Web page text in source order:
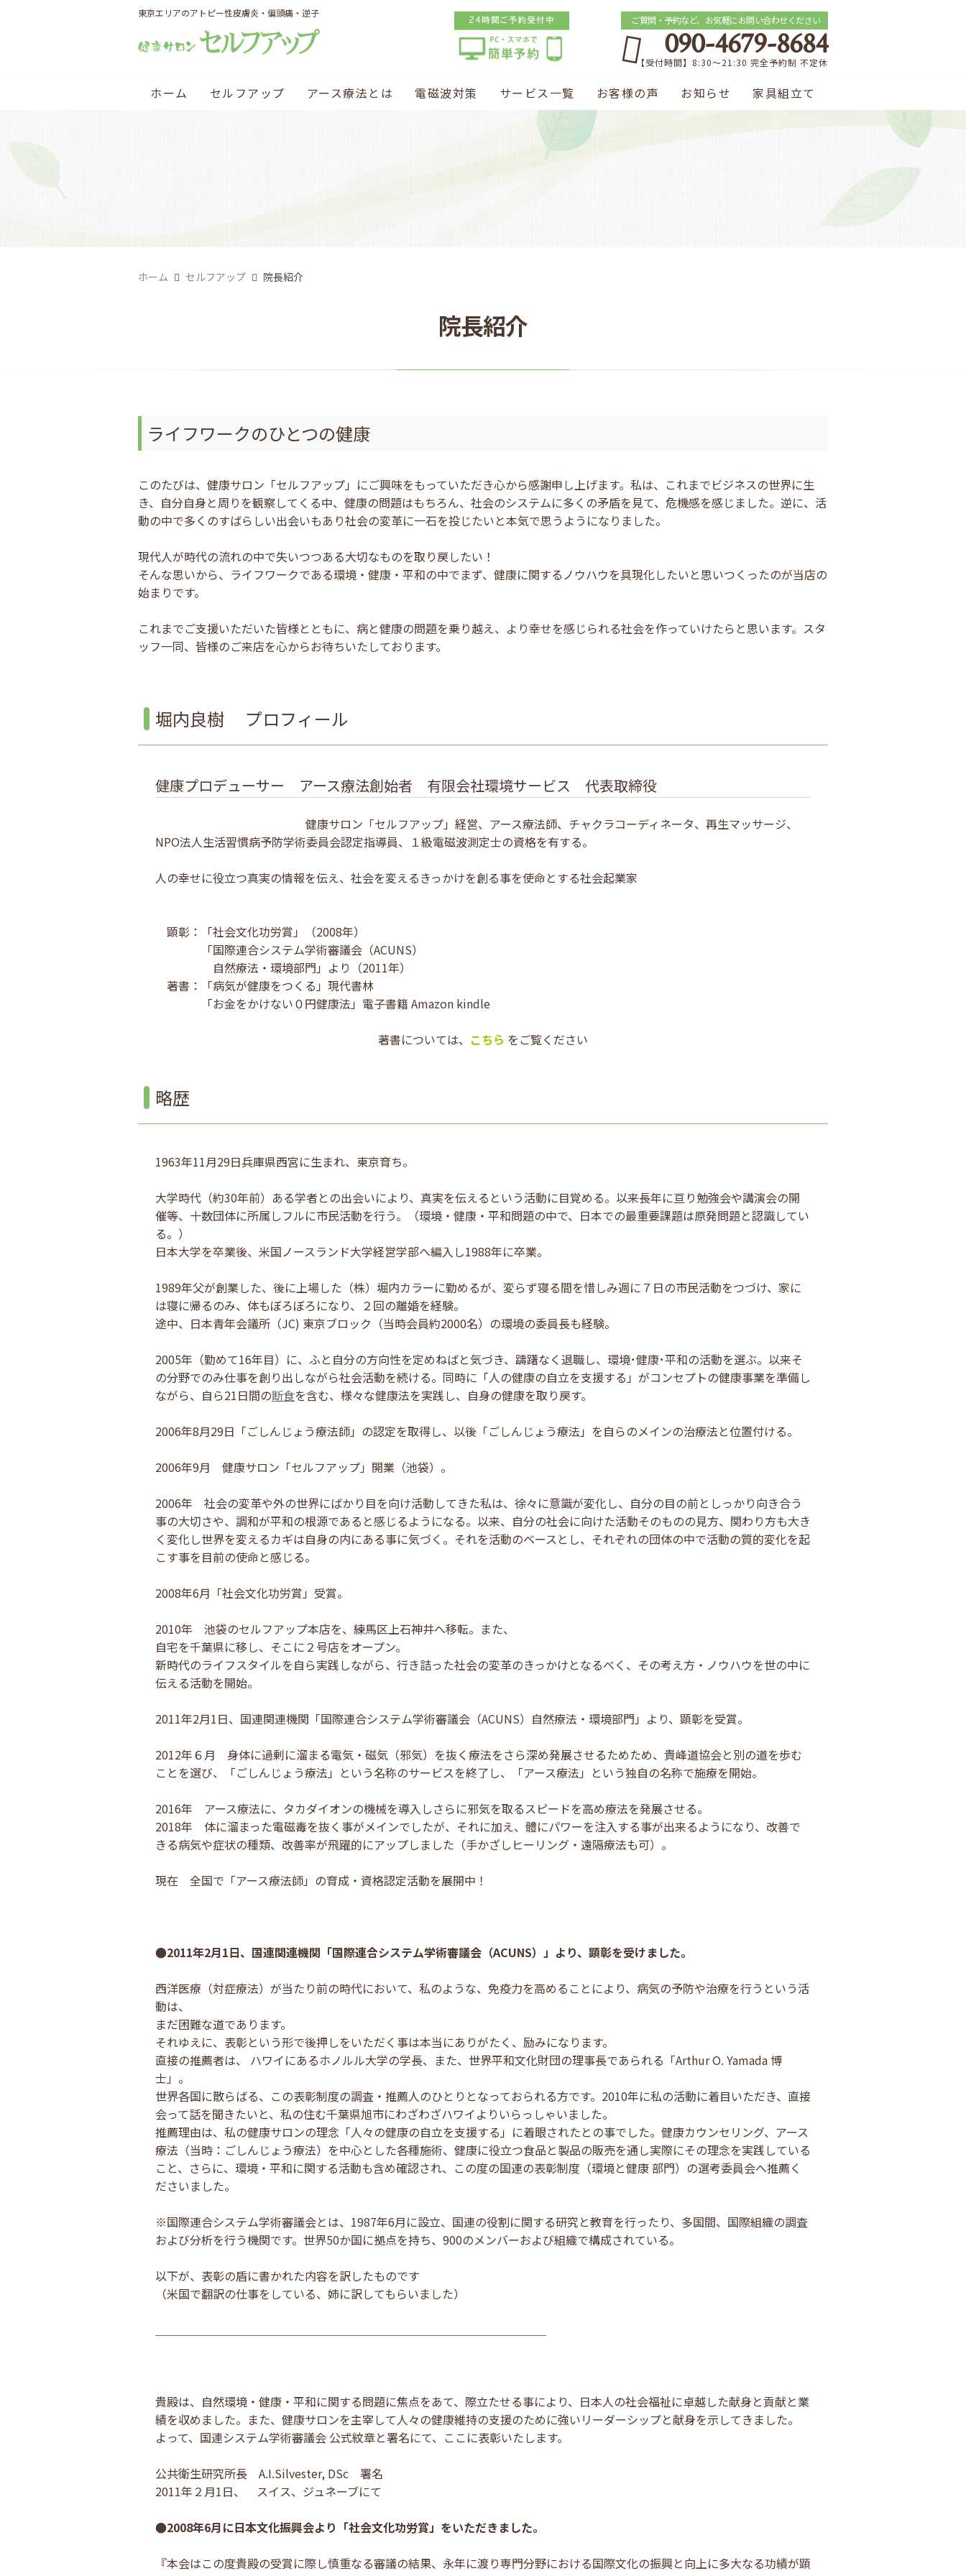
東京エリアのアトピー性皮膚炎・偏頭痛・逆子
ご質問・予約など、お気軽にお問い合わせください
090-4679-8684
【受付時間】8:30～21:30 完全予約制 不定休
ホーム セルフアップ アース療法とは 電磁波対策 サービス一覧 お客様の声 お知らせ 家具組立て
ホーム セルフアップ 院長紹介
院長紹介
ライフワークのひとつの健康
このたびは、健康サロン「セルフアップ」にご興味をもっていただき心から感謝申し上げます。私は、これまでビジネスの世界に生
き、自分自身と周りを観察してくる中、健康の問題はもちろん、社会のシステムに多くの矛盾を見て、危機感を感じました。逆に、活
動の中で多くのすばらしい出会いもあり社会の変革に一石を投じたいと本気で思うようになりました。
現代人が時代の流れの中で失いつつある大切なものを取り戻したい！
そんな思いから、ライフワークである環境・健康・平和の中でまず、健康に関するノウハウを具現化したいと思いつくったのが当店の
始まりです。
これまでご支援いただいた皆様とともに、病と健康の問題を乗り越え、より幸せを感じられる社会を作っていけたらと思います。スタ
ッフ一同、皆様のご来店を心からお待ちいたしております。
堀内良樹 プロフィール
健康プロデューサー アース療法創始者 有限会社環境サービス 代表取締役
健康サロン「セルフアップ」経営、アース療法師、チャクラコーディネータ、再生マッサージ、
NPO法人生活習慣病予防学術委員会認定指導員、１級電磁波測定士の資格を有する。
人の幸せに役立つ真実の情報を伝え、社会を変えるきっかけを創る事を使命とする社会起業家
顕彰：「社会文化功労賞」（2008年）
「国際連合システム学術審議会（ACUNS）
自然療法・環境部門」より（2011年）
著書：「病気が健康をつくる」現代書林
「お金をかけない０円健康法」電子書籍 Amazon kindle
著書については、 こちら をご覧ください
略歴
1963年11月29日兵庫県西宮に生まれ、東京育ち。
大学時代（約30年前）ある学者との出会いにより、真実を伝えるという活動に目覚める。以来長年に亘り勉強会や講演会の開
催等、十数団体に所属しフルに市民活動を行う。（環境・健康・平和問題の中で、日本での最重要課題は原発問題と認識してい
る。）
日本大学を卒業後、米国ノースランド大学経営学部へ編入し1988年に卒業。
1989年父が創業した、後に上場した（株）堀内カラーに勤めるが、変らず寝る間を惜しみ週に７日の市民活動をつづけ、家に
は寝に帰るのみ、体もぼろぼろになり、２回の離婚を経験。
途中、日本青年会議所（JC) 東京ブロック（当時会員約2000名）の環境の委員長も経験。
2005年（勤めて16年目）に、ふと自分の方向性を定めねばと気づき、躊躇なく退職し、環境･健康･平和の活動を選ぶ。以来そ
の分野でのみ仕事を創り出しながら社会活動を続ける。同時に「人の健康の自立を支援する」がコンセプトの健康事業を準備し
ながら、自ら21日間の断食を含む、様々な健康法を実践し、自身の健康を取り戻す。
2006年8月29日「ごしんじょう療法師」の認定を取得し、以後「ごしんじょう療法」を自らのメインの治療法と位置付ける。
2006年9月 健康サロン「セルフアップ」開業（池袋）。
2006年 社会の変革や外の世界にばかり目を向け活動してきた私は、徐々に意識が変化し、自分の目の前としっかり向き合う
事の大切さや、調和が平和の根源であると感じるようになる。以来、自分の社会に向けた活動そのものの見方、関わり方も大き
く変化し世界を変えるカギは自身の内にある事に気づく。それを活動のベースとし、それぞれの団体の中で活動の質的変化を起
こす事を目前の使命と感じる。
2008年6月「社会文化功労賞」受賞。
2010年 池袋のセルフアップ本店を、練馬区上石神井へ移転。また、
自宅を千葉県に移し、そこに２号店をオープン。
新時代のライフスタイルを自ら実践しながら、行き詰った社会の変革のきっかけとなるべく、その考え方・ノウハウを世の中に
伝える活動を開始。
2011年2月1日、国連関連機関「国際連合システム学術審議会（ACUNS）自然療法・環境部門」より、顕彰を受賞。
2012年６月 身体に過剰に溜まる電気・磁気（邪気）を抜く療法をさら深め発展させるためため、貴峰道協会と別の道を歩む
ことを選び、「ごしんじょう療法」という名称のサービスを終了し、「アース療法」という独自の名称で施療を開始。
2016年 アース療法に、タカダイオンの機械を導入しさらに邪気を取るスピードを高め療法を発展させる。
2018年 体に溜まった電磁毒を抜く事がメインでしたが、それに加え、體にパワーを注入する事が出来るようになり、改善で
きる病気や症状の種類、改善率が飛躍的にアップしました（手かざしヒーリング・遠隔療法も可）。
現在 全国で「アース療法師」の育成・資格認定活動を展開中！
●2011年2月1日、国連関連機関「国際連合システム学術審議会（ACUNS）」より、顕彰を受けました。
西洋医療（対症療法）が当たり前の時代において、私のような、免疫力を高めることにより、病気の予防や治療を行うという活
動は、
まだ困難な道であります。
それゆえに、表彰という形で後押しをいただく事は本当にありがたく、励みになります。
直接の推薦者は、 ハワイにあるホノルル大学の学長、また、世界平和文化財団の理事長であられる「Arthur O. Yamada 博
士」。
世界各国に散らばる、この表彰制度の調査・推薦人のひとりとなっておられる方です。2010年に私の活動に着目いただき、直接
会って話を聞きたいと、私の住む千葉県旭市にわざわざハワイよりいらっしゃいました。
推薦理由は、私の健康サロンの理念「人々の健康の自立を支援する」に着眼されたとの事でした。健康カウンセリング、アース
療法（当時：ごしんじょう療法）を中心とした各種施術、健康に役立つ食品と製品の販売を通し実際にその理念を実践している
こと、さらに、環境・平和に関する活動も含め確認され、この度の国連の表彰制度（環境と健康 部門）の選考委員会へ推薦く
ださいました。
※国際連合システム学術審議会とは、1987年6月に設立、国連の役割に関する研究と教育を行ったり、多国間、国際組織の調査
および分析を行う機関です。世界50か国に拠点を持ち、900のメンバーおよび組織で構成されている。
以下が、表彰の盾に書かれた内容を訳したものです
（米国で翻訳の仕事をしている、姉に訳してもらいました）
貴殿は、自然環境・健康・平和に関する問題に焦点をあて、際立たせる事により、日本人の社会福祉に卓越した献身と貢献と業
績を収めました。また、健康サロンを主宰して人々の健康維持の支援のために強いリーダーシップと献身を示してきました。
よって、国連システム学術審議会 公式紋章と署名にて、ここに表彰いたします。
公共衛生研究所長 A.I.Silvester, DSc 署名
2011年２月1日、 スイス、ジュネーブにて
●2008年6月に日本文化振興会より「社会文化功労賞」をいただきました。
『本会はこの度貴殿の受賞に際し慎重なる審議の結果、永年に渡り専門分野における国際文化の振興と向上に多大なる功績が顕